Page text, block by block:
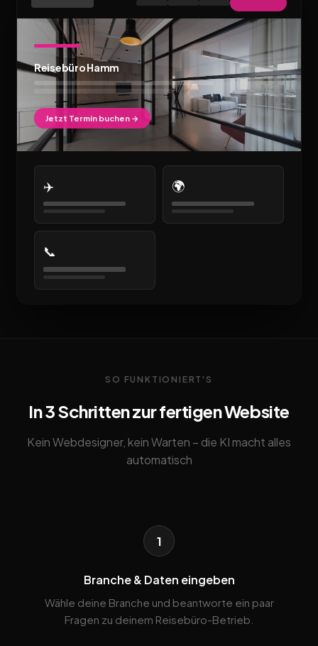
Reisebüro Hamm
Jetzt Termin buchen →
✈️ 🌍
📞
SO FUNKTIONIERT'S
In 3 Schritten zur fertigen Website
Kein Webdesigner, kein Warten – die KI macht alles
automatisch
1
Branche & Daten eingeben
Wähle deine Branche und beantworte ein paar
Fragen zu deinem Reisebüro-Betrieb.